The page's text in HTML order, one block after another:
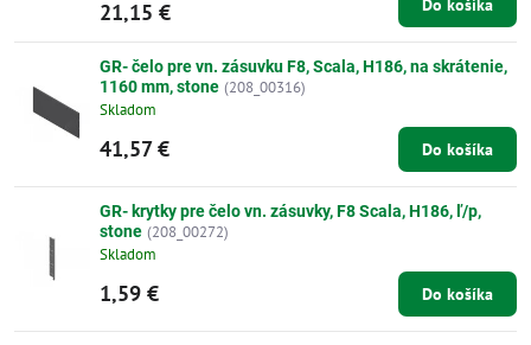
21,15 €
GR- čelo pre vn. zásuvku F8, Scala, H186, na skrátenie,
1160 mm, stone (208_00316)
Skladom
41,57 € Do košíka
GR- krytky pre čelo vn. zásuvky, F8 Scala, H186, ľ/p,
stone (208_00272)
Skladom
1,59 € Do košíka